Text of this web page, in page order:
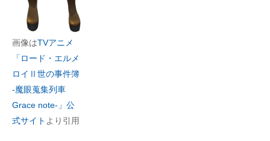
画像はTVアニメ
「ロード・エルメ
ロイⅡ世の事件簿
-魔眼蒐集列車
Grace note-」公
式サイト より引用